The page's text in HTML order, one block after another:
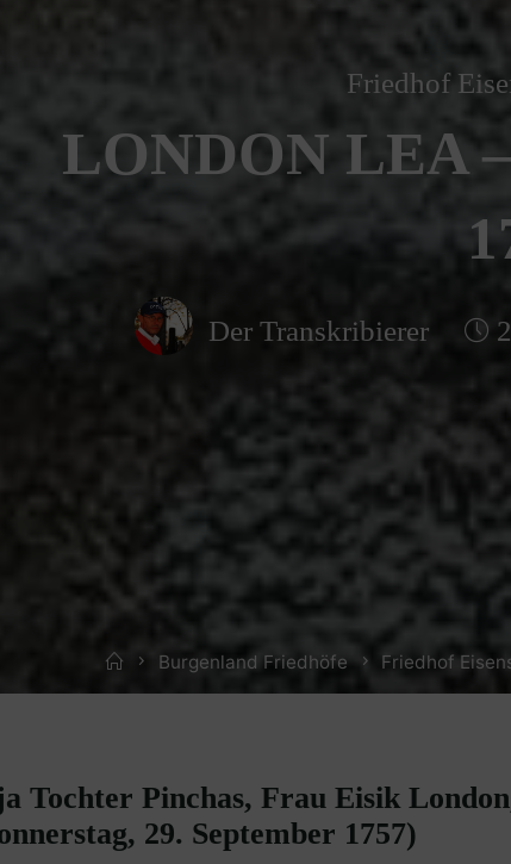
Friedhof
LONDON LEA
Der Transkribierer
HomeBurgenland Friedhöfe Friedhof
Tochter Pinchas, Frau Eisik
29. September 1757)